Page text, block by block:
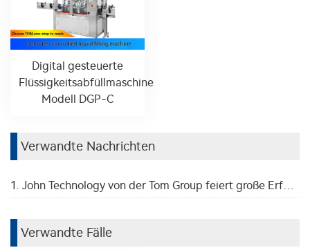
Digital gesteuerte
Flüssigkeitsabfüllmaschine
Modell DGP-C
Verwandte Nachrichten
1. John Technology von der Tom Group feiert große Erfolge auf der chinesischen Messe für Waschmittelprodukte – jedes Jahr unter den zehn besten Lieferanten ausgezeichnet.
Verwandte Fälle